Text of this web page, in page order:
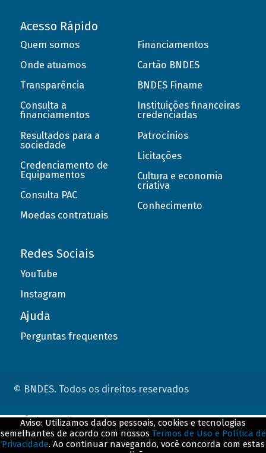
Acesso Rápido
Quem somos
Onde atuamos
Transparência
Consulta a
financiamentos
Resultados para a
sociedade
Credenciamento de
Equipamentos
Consulta PAC
Moedas contratuais
Financiamentos
Cartão BNDES
BNDES Finame
Instituições financeiras
credenciadas
Patrocínios
Licitações
Cultura e economia
criativa
Conhecimento
Redes Sociais
YouTube
Instagram
Ajuda
Perguntas frequentes
© BNDES. Todos os direitos reservados
Aviso: Utilizamos dados pessoais, cookies e tecnologias
semelhantes de acordo com nossos Termos de Uso e Política de
Privacidade. Ao continuar navegando, você concorda com estas
ConteÃºdo complementar
${title}${badge}